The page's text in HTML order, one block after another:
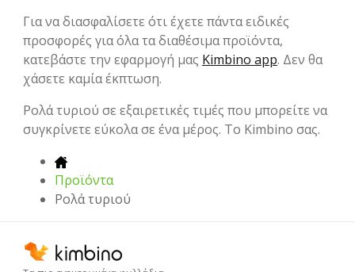
Για να διασφαλίσετε ότι έχετε πάντα ειδικές
προσφορές για όλα τα διαθέσιμα προϊόντα,
κατεβάστε την εφαρμογή μας Kimbino app. Δεν θα
χάσετε καμία έκπτωση.
Ρολά τυριού σε εξαιρετικές τιμές που μπορείτε να
συγκρίνετε εύκολα σε ένα μέρος. Το Kimbino σας.
Προϊόντα
Ρολά τυριού